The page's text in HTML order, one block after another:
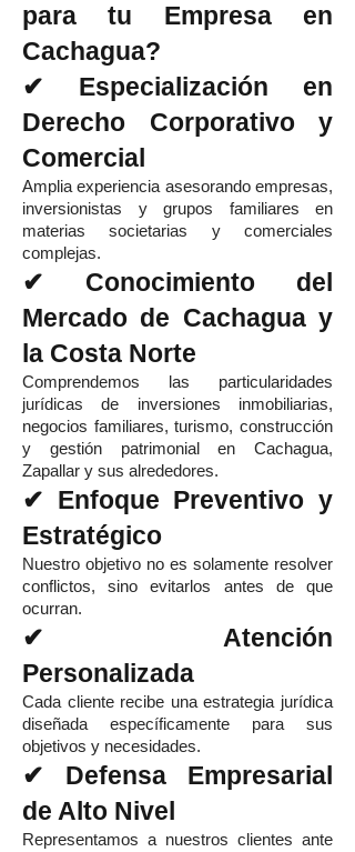
para tu Empresa en
Cachagua?
✔ Especialización en
Derecho Corporativo y
Comercial
Amplia experiencia asesorando empresas,
inversionistas y grupos familiares en
materias societarias y comerciales
complejas.
✔ Conocimiento del
Mercado de Cachagua y
la Costa Norte
Comprendemos las particularidades
jurídicas de inversiones inmobiliarias,
negocios familiares, turismo, construcción
y gestión patrimonial en Cachagua,
Zapallar y sus alrededores.
✔ Enfoque Preventivo y
Estratégico
Nuestro objetivo no es solamente resolver
conflictos, sino evitarlos antes de que
ocurran.
✔ Atención
Personalizada
Cada cliente recibe una estrategia jurídica
diseñada específicamente para sus
objetivos y necesidades.
✔ Defensa Empresarial
de Alto Nivel
Representamos a nuestros clientes ante